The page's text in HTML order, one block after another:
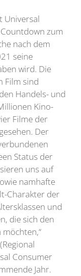
Universal
zum
nach dem
seine
wird. Die
Film sind
Handels- und
Kino-
Filme der
Der
Status der
uns auf
namhafte
Charakter der
und
die sich den
Consumer
Jahr.